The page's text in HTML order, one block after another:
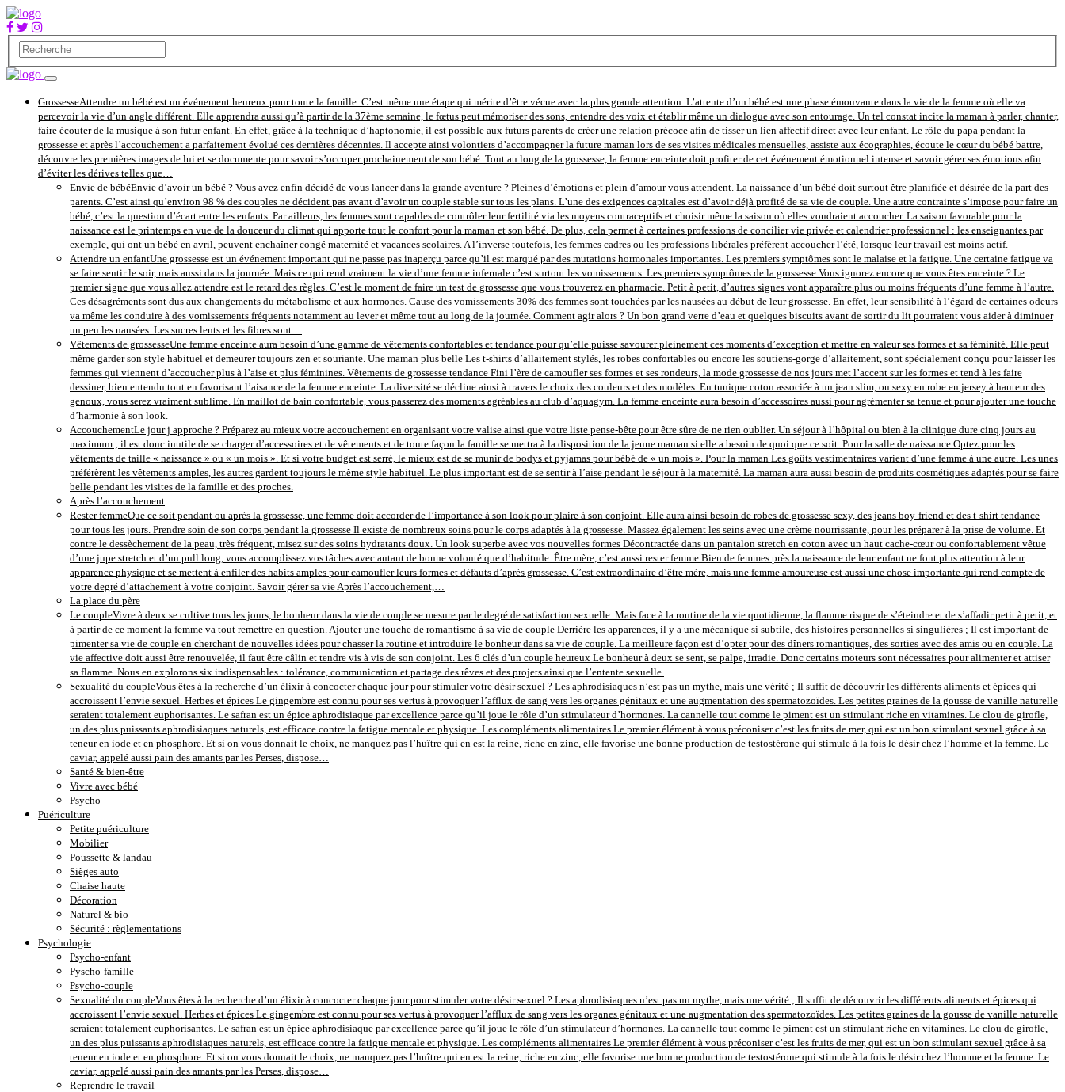
GrossesseAttendre un bébé est un événement heureux pour toute la famille. C’est même une étape qui mérite d’être vécue avec la plus grande attention. L’attente d’un bébé est une phase émouvante dans la vie de la femme où elle va
percevoir la vie d’un angle différent. Elle apprendra aussi qu’à partir de la 37ème semaine, le fœtus peut mémoriser des sons, entendre des voix et établir même un dialogue avec son entourage. Un tel constat incite la maman à parler, chanter,
faire écouter de la musique à son futur enfant. En effet, grâce à la technique d’haptonomie, il est possible aux futurs parents de créer une relation précoce afin de tisser un lien affectif direct avec leur enfant. Le rôle du papa pendant la
grossesse et après l’accouchement a parfaitement évolué ces dernières décennies. Il accepte ainsi volontiers d’accompagner la future maman lors de ses visites médicales mensuelles, assiste aux écographies, écoute le cœur du bébé battre,
découvre les premières images de lui et se documente pour savoir s’occuper prochainement de son bébé. Tout au long de la grossesse, la femme enceinte doit profiter de cet événement émotionnel intense et savoir gérer ses émotions afin
d’éviter les dérives telles que…
Envie de bébéEnvie d’avoir un bébé ? Vous avez enfin décidé de vous lancer dans la grande aventure ? Pleines d’émotions et plein d’amour vous attendent. La naissance d’un bébé doit surtout être planifiée et désirée de la part des
parents. C’est ainsi qu’environ 98 % des couples ne décident pas avant d’avoir un couple stable sur tous les plans. L’une des exigences capitales est d’avoir déjà profité de sa vie de couple. Une autre contrainte s’impose pour faire un
bébé, c’est la question d’écart entre les enfants. Par ailleurs, les femmes sont capables de contrôler leur fertilité via les moyens contraceptifs et choisir même la saison où elles voudraient accoucher. La saison favorable pour la
naissance est le printemps en vue de la douceur du climat qui apporte tout le confort pour la maman et son bébé. De plus, cela permet à certaines professions de concilier vie privée et calendrier professionnel : les enseignantes par
exemple, qui ont un bébé en avril, peuvent enchaîner congé maternité et vacances scolaires. A l’inverse toutefois, les femmes cadres ou les professions libérales préfèrent accoucher l’été, lorsque leur travail est moins actif.
Attendre un enfantUne grossesse est un événement important qui ne passe pas inaperçu parce qu’il est marqué par des mutations hormonales importantes. Les premiers symptômes sont le malaise et la fatigue. Une certaine fatigue va
se faire sentir le soir, mais aussi dans la journée. Mais ce qui rend vraiment la vie d’une femme infernale c’est surtout les vomissements. Les premiers symptômes de la grossesse Vous ignorez encore que vous êtes enceinte ? Le
premier signe que vous allez attendre est le retard des règles. C’est le moment de faire un test de grossesse que vous trouverez en pharmacie. Petit à petit, d’autres signes vont apparaître plus ou moins fréquents d’une femme à l’autre.
Ces désagréments sont dus aux changements du métabolisme et aux hormones. Cause des vomissements 30% des femmes sont touchées par les nausées au début de leur grossesse. En effet, leur sensibilité à l’égard de certaines odeurs
va même les conduire à des vomissements fréquents notamment au lever et même tout au long de la journée. Comment agir alors ? Un bon grand verre d’eau et quelques biscuits avant de sortir du lit pourraient vous aider à diminuer
un peu les nausées. Les sucres lents et les fibres sont…
Vêtements de grossesseUne femme enceinte aura besoin d’une gamme de vêtements confortables et tendance pour qu’elle puisse savourer pleinement ces moments d’exception et mettre en valeur ses formes et sa féminité. Elle peut
même garder son style habituel et demeurer toujours zen et souriante. Une maman plus belle Les t-shirts d’allaitement stylés, les robes confortables ou encore les soutiens-gorge d’allaitement, sont spécialement conçu pour laisser les
femmes qui viennent d’accoucher plus à l’aise et plus féminines. Vêtements de grossesse tendance Fini l’ère de camoufler ses formes et ses rondeurs, la mode grossesse de nos jours met l’accent sur les formes et tend à les faire
dessiner, bien entendu tout en favorisant l’aisance de la femme enceinte. La diversité se décline ainsi à travers le choix des couleurs et des modèles. En tunique coton associée à un jean slim, ou sexy en robe en jersey à hauteur des
genoux, vous serez vraiment sublime. En maillot de bain confortable, vous passerez des moments agréables au club d’aquagym. La femme enceinte aura besoin d’accessoires aussi pour agrémenter sa tenue et pour ajouter une touche
d’harmonie à son look.
AccouchementLe jour j approche ? Préparez au mieux votre accouchement en organisant votre valise ainsi que votre liste pense-bête pour être sûre de ne rien oublier. Un séjour à l’hôpital ou bien à la clinique dure cinq jours au
maximum ; il est donc inutile de se charger d’accessoires et de vêtements et de toute façon la famille se mettra à la disposition de la jeune maman si elle a besoin de quoi que ce soit. Pour la salle de naissance Optez pour les
vêtements de taille « naissance » ou « un mois ». Et si votre budget est serré, le mieux est de se munir de bodys et pyjamas pour bébé de « un mois ». Pour la maman Les goûts vestimentaires varient d’une femme à une autre. Les unes
préférèrent les vêtements amples, les autres gardent toujours le même style habituel. Le plus important est de se sentir à l’aise pendant le séjour à la maternité. La maman aura aussi besoin de produits cosmétiques adaptés pour se faire
belle pendant les visites de la famille et des proches.
Après l’accouchement
Rester femmeQue ce soit pendant ou après la grossesse, une femme doit accorder de l’importance à son look pour plaire à son conjoint. Elle aura ainsi besoin de robes de grossesse sexy, des jeans boy-friend et des t-shirt tendance
pour tous les jours. Prendre soin de son corps pendant la grossesse Il existe de nombreux soins pour le corps adaptés à la grossesse. Massez également les seins avec une crème nourrissante, pour les préparer à la prise de volume. Et
contre le dessèchement de la peau, très fréquent, misez sur des soins hydratants doux. Un look superbe avec vos nouvelles formes Décontractée dans un pantalon stretch en coton avec un haut cache-cœur ou confortablement vêtue
d’une jupe stretch et d’un pull long, vous accomplissez vos tâches avec autant de bonne volonté que d’habitude. Être mère, c’est aussi rester femme Bien de femmes près la naissance de leur enfant ne font plus attention à leur
apparence physique et se mettent à enfiler des habits amples pour camoufler leurs formes et défauts d’après grossesse. C’est extraordinaire d’être mère, mais une femme amoureuse est aussi une chose importante qui rend compte de
votre degré d’attachement à votre conjoint. Savoir gérer sa vie Après l’accouchement,…
La place du père
Le coupleVivre à deux se cultive tous les jours, le bonheur dans la vie de couple se mesure par le degré de satisfaction sexuelle. Mais face à la routine de la vie quotidienne, la flamme risque de s’éteindre et de s’affadir petit à petit, et
à partir de ce moment la femme va tout remettre en question. Ajouter une touche de romantisme à sa vie de couple Derrière les apparences, il y a une mécanique si subtile, des histoires personnelles si singulières ; Il est important de
pimenter sa vie de couple en cherchant de nouvelles idées pour chasser la routine et introduire le bonheur dans sa vie de couple. La meilleure façon est d’opter pour des dîners romantiques, des sorties avec des amis ou en couple. La
vie affective doit aussi être renouvelée, il faut être câlin et tendre vis à vis de son conjoint. Les 6 clés d’un couple heureux Le bonheur à deux se sent, se palpe, irradie. Donc certains moteurs sont nécessaires pour alimenter et attiser
sa flamme. Nous en explorons six indispensables : tolérance, communication et partage des rêves et des projets ainsi que l’entente sexuelle.
Sexualité du coupleVous êtes à la recherche d’un élixir à concocter chaque jour pour stimuler votre désir sexuel ? Les aphrodisiaques n’est pas un mythe, mais une vérité ; Il suffit de découvrir les différents aliments et épices qui
accroissent l’envie sexuel. Herbes et épices Le gingembre est connu pour ses vertus à provoquer l’afflux de sang vers les organes génitaux et une augmentation des spermatozoïdes. Les petites graines de la gousse de vanille naturelle
seraient totalement euphorisantes. Le safran est un épice aphrodisiaque par excellence parce qu’il joue le rôle d’un stimulateur d’hormones. La cannelle tout comme le piment est un stimulant riche en vitamines. Le clou de girofle,
un des plus puissants aphrodisiaques naturels, est efficace contre la fatigue mentale et physique. Les compléments alimentaires Le premier élément à vous préconiser c’est les fruits de mer, qui est un bon stimulant sexuel grâce à sa
teneur en iode et en phosphore. Et si on vous donnait le choix, ne manquez pas l’huître qui en est la reine, riche en zinc, elle favorise une bonne production de testostérone qui stimule à la fois le désir chez l’homme et la femme. Le
caviar, appelé aussi pain des amants par les Perses, dispose…
Santé & bien-être
Vivre avec bébé
Psycho
Puériculture
Petite puériculture
Mobilier
Poussette & landau
Sièges auto
Chaise haute
Décoration
Naturel & bio
Sécurité : règlementations
Psychologie
Psycho-enfant
Pyscho-famille
Psycho-couple
Sexualité du coupleVous êtes à la recherche d’un élixir à concocter chaque jour pour stimuler votre désir sexuel ? Les aphrodisiaques n’est pas un mythe, mais une vérité ; Il suffit de découvrir les différents aliments et épices qui
accroissent l’envie sexuel. Herbes et épices Le gingembre est connu pour ses vertus à provoquer l’afflux de sang vers les organes génitaux et une augmentation des spermatozoïdes. Les petites graines de la gousse de vanille naturelle
seraient totalement euphorisantes. Le safran est un épice aphrodisiaque par excellence parce qu’il joue le rôle d’un stimulateur d’hormones. La cannelle tout comme le piment est un stimulant riche en vitamines. Le clou de girofle,
un des plus puissants aphrodisiaques naturels, est efficace contre la fatigue mentale et physique. Les compléments alimentaires Le premier élément à vous préconiser c’est les fruits de mer, qui est un bon stimulant sexuel grâce à sa
teneur en iode et en phosphore. Et si on vous donnait le choix, ne manquez pas l’huître qui en est la reine, riche en zinc, elle favorise une bonne production de testostérone qui stimule à la fois le désir chez l’homme et la femme. Le
caviar, appelé aussi pain des amants par les Perses, dispose…
Reprendre le travail